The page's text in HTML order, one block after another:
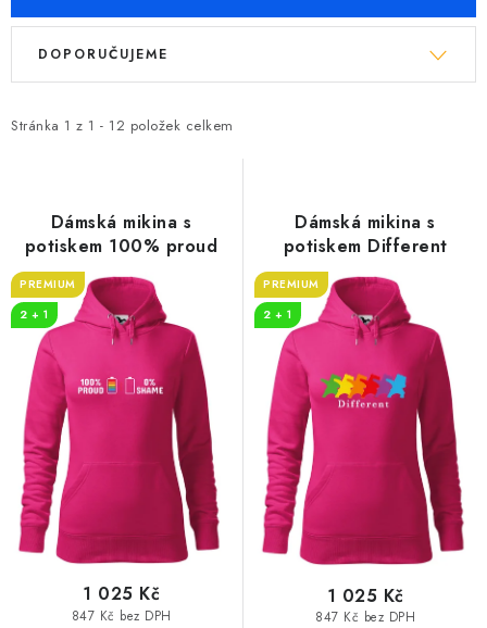
Kontakty
V
i
d
u
Stránka 1 z 1 - 12 položek celkem
Ř
e
o
d
ů
DOPORUČUJEME
Dámská mikina s
potiskem 100% proud
PREMIUM
2 + 1
847 Kč bez DPH
1 025 Kč
Dámská mikina s
potiskem Different
PREMIUM
2 + 1
847 Kč bez DPH
1 025 Kč